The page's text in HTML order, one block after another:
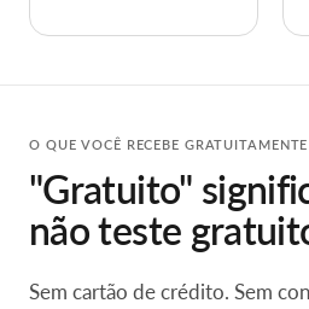
O QUE VOCÊ RECEBE GRATUITAMENTE
"Gratuito"
não teste
Sem cartão de crédito. Sem